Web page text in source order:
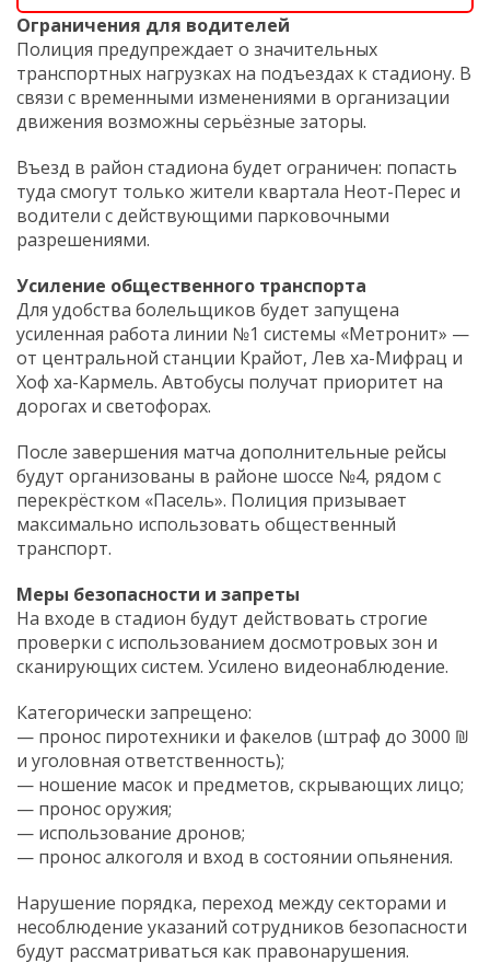
Ограничения для водителей
Полиция предупреждает о значительных
транспортных нагрузках на подъездах к стадиону. В
связи с временными изменениями в организации
движения возможны серьёзные заторы.
Въезд в район стадиона будет ограничен: попасть
туда смогут только жители квартала Неот-Перес и
водители с действующими парковочными
разрешениями.
Усиление общественного транспорта
Для удобства болельщиков будет запущена
усиленная работа линии №1 системы «Метронит» —
от центральной станции Крайот, Лев ха-Мифрац и
Хоф ха-Кармель. Автобусы получат приоритет на
дорогах и светофорах.
После завершения матча дополнительные рейсы
будут организованы в районе шоссе №4, рядом с
перекрёстком «Пасель». Полиция призывает
максимально использовать общественный
транспорт.
Меры безопасности и запреты
На входе в стадион будут действовать строгие
проверки с использованием досмотровых зон и
сканирующих систем. Усилено видеонаблюдение.
Категорически запрещено:
— пронос пиротехники и факелов (штраф до 3000 ₪
и уголовная ответственность);
— ношение масок и предметов, скрывающих лицо;
— пронос оружия;
— использование дронов;
— пронос алкоголя и вход в состоянии опьянения.
Нарушение порядка, переход между секторами и
несоблюдение указаний сотрудников безопасности
будут рассматриваться как правонарушения.